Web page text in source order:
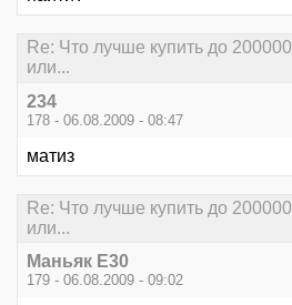
Re: Что лучше купить до
или...
234
178 - 06.08.2009 - 08:47
матиз
Re: Что лучше купить до
или...
Маньяк E30
179 - 06.08.2009 - 09:02